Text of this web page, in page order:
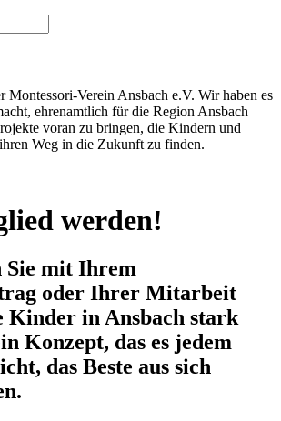
Montessori-Verein Ansbach e.V. Wir haben es
ehrenamtlich für die Region Ansbach
voran zu bringen, die Kindern und
Weg in die Zukunft zu finden.
werden!
Sie mit Ihrem
oder Ihrer Mitarbeit
Kinder in Ansbach stark
Konzept, das es jedem
das Beste aus sich